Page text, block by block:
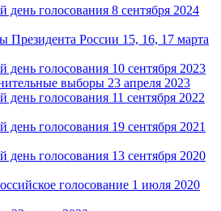
день голосования 8 сентября 2024
Президента России 15, 16, 17 марта
день голосования 10 сентября 2023
выборы 23 апреля 2023
день голосования 11 сентября 2022
день голосования 19 сентября 2021
день голосования 13 сентября 2020
голосование 1 июля 2020